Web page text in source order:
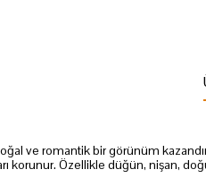
doğal ve romantik bir görünüm
korunur. Özellikle düğün, nişan,